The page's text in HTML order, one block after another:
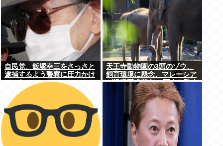
自民党、飯塚幸三をさっさと
逮捕するよう警察に圧力かけ
ていたwww
天王寺動物園の3頭のゾウ、
飼育環境に懸念、マレーシア
が返還要求署名17万人。酷す
ぎる日本の動物園